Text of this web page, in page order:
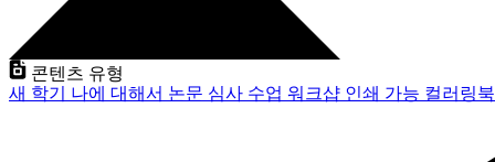
콘텐츠 유형
새 학기 나에 대해서 논문 심사 수업 워크샵 인쇄 가능 컬러링북